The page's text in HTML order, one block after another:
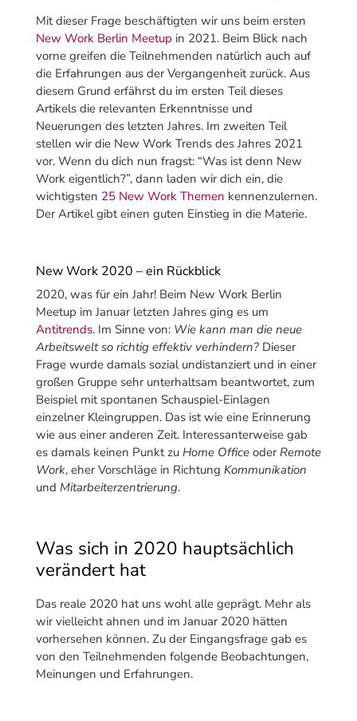
Mit dieser Frage beschäftigten wir uns beim ersten
New Work Berlin Meetup in 2021. Beim Blick nach
vorne greifen die Teilnehmenden natürlich auch auf
die Erfahrungen aus der Vergangenheit zurück. Aus
diesem Grund erfährst du im ersten Teil dieses
Artikels die relevanten Erkenntnisse und
Neuerungen des letzten Jahres. Im zweiten Teil
stellen wir die New Work Trends des Jahres 2021
vor. Wenn du dich nun fragst: “Was ist denn New
Work eigentlich?”, dann laden wir dich ein, die
wichtigsten 25 New Work Themen kennenzulernen.
Der Artikel gibt einen guten Einstieg in die Materie.
New Work 2020 – ein Rückblick
2020, was für ein Jahr! Beim New Work Berlin
Meetup im Januar letzten Jahres ging es um
Antitrends. Im Sinne von: Wie kann man die neue
Arbeitswelt so richtig effektiv verhindern?Dieser
Frage wurde damals sozial undistanziert und in einer
großen Gruppe sehr unterhaltsam beantwortet, zum
Beispiel mit spontanen Schauspiel-Einlagen
einzelner Kleingruppen. Das ist wie eine Erinnerung
wie aus einer anderen Zeit. Interessanterweise gab
es damals keinen Punkt zu Home OfficeoderRemote
Work, eher Vorschläge in Richtung Kommunikation
und Mitarbeiterzentrierung.
Was sich in 2020 hauptsächlich
verändert hat
Das reale 2020 hat uns wohl alle geprägt. Mehr als
wir vielleicht ahnen und im Januar 2020 hätten
vorhersehen können. Zu der Eingangsfrage gab es
von den Teilnehmenden folgende Beobachtungen,
Meinungen und Erfahrungen.